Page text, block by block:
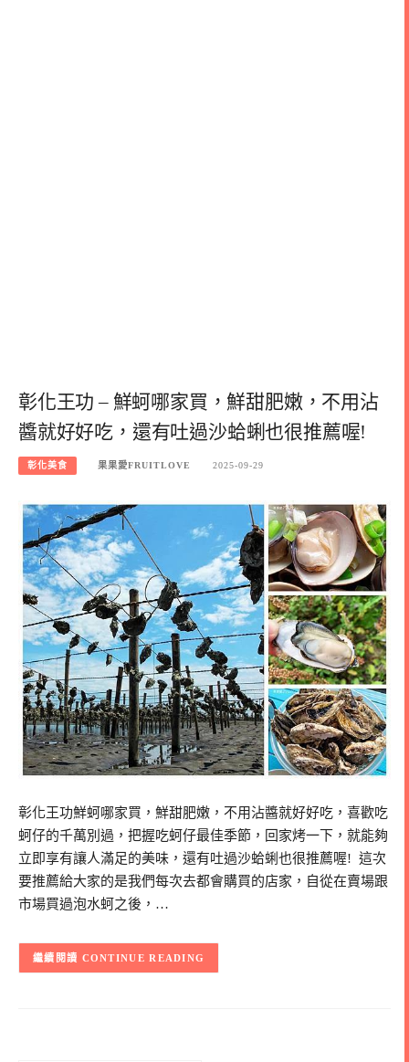
彰化王功 – 鮮蚵哪家買，鮮甜肥嫩，不用沾
醬就好好吃，還有吐過沙蛤蜊也很推薦喔!
彰化美食 果果愛FRUITLOVE 2025-09-29
彰化王功鮮蚵哪家買，鮮甜肥嫩，不用沾醬就好好吃，喜歡吃
蚵仔的千萬別過，把握吃蚵仔最佳季節，回家烤一下，就能夠
立即享有讓人滿足的美味，還有吐過沙蛤蜊也很推薦喔! 這次
要推薦給大家的是我們每次去都會購買的店家，自從在賣場跟
市場買過泡水蚵之後，…
CONTINUE READING